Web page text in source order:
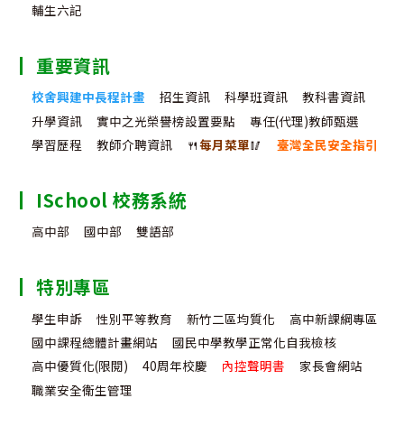
輔生六記
重要資訊
校舍興建中長程計畫 招生資訊 科學班資訊
教科書資訊
升學資訊
實中之光榮譽榜設置要點
專任(代理)教師甄選
學習歷程
教師介聘資訊 🍴每月菜單🥢 臺灣全民安全指引
ISchool 校務系統
高中部 國中部 雙語部
特別專區
學生申訴 性別平等教育 新竹二區均質化
高中新課綱專區
國中課程總體計畫網站
國民中學教學正常化自我檢核
高中優質化(限閱)
40周年校慶 內控聲明書
家長會網站
職業安全衛生管理